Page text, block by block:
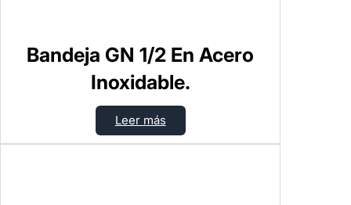
Bandeja GN 1/2 En Acero
Inoxidable.
Leer más